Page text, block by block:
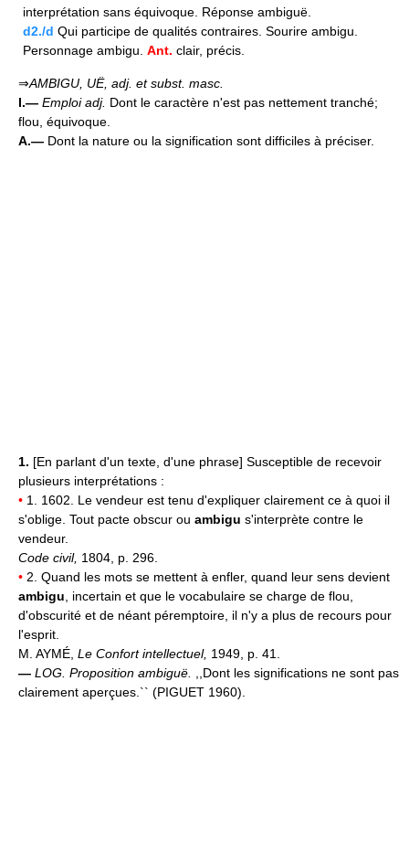
interprétation sans équivoque. Réponse ambiguë.
d2./d Qui participe de qualités contraires. Sourire ambigu.
Personnage ambigu. Ant. clair, précis.
⇒AMBIGU, UË, adj. et subst. masc.
I.— Emploi adj. Dont le caractère n'est pas nettement tranché;
flou, équivoque.
A.— Dont la nature ou la signification sont difficiles à préciser.
1. [En parlant d'un texte, d'une phrase] Susceptible de recevoir
plusieurs interprétations :
• 1. 1602. Le vendeur est tenu d'expliquer clairement ce à quoi il
s'oblige. Tout pacte obscur ou ambigu s'interprète contre le
vendeur.
Code civil, 1804, p. 296.
• 2. Quand les mots se mettent à enfler, quand leur sens devient
ambigu, incertain et que le vocabulaire se charge de flou,
d'obscurité et de néant péremptoire, il n'y a plus de recours pour
l'esprit.
M. AYMÉ, Le Confort intellectuel, 1949, p. 41.
— LOG. Proposition ambiguë. ,,Dont les significations ne sont pas
clairement aperçues.`` (PIGUET 1960).